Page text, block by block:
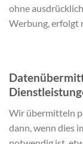
ohne
Werbung, erfolgt
Wir übermitteln
dann, wenn dies